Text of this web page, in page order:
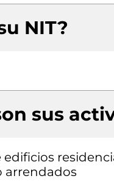
NIT?
sus
arrendados